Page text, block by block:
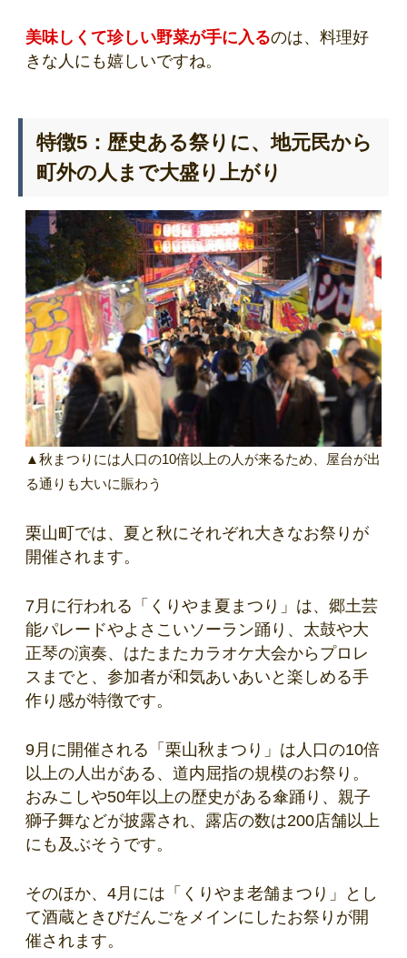
美味しくて珍しい野菜が手に入るのは、料理好
きな人にも嬉しいですね。
特徴5：歴史ある祭りに、地元民から
町外の人まで大盛り上がり
▲秋まつりには人口の10倍以上の人が来るため、屋台が出
る通りも大いに賑わう
栗山町では、夏と秋にそれぞれ大きなお祭りが
開催されます。
7月に行われる「くりやま夏まつり」は、郷土芸
能パレードやよさこいソーラン踊り、太鼓や大
正琴の演奏、はたまたカラオケ大会からプロレ
スまでと、参加者が和気あいあいと楽しめる手
作り感が特徴です。
9月に開催される「栗山秋まつり」は人口の10倍
以上の人出がある、道内屈指の規模のお祭り。
おみこしや50年以上の歴史がある傘踊り、親子
獅子舞などが披露され、露店の数は200店舗以上
にも及ぶそうです。
そのほか、4月には「くりやま老舗まつり」とし
て酒蔵ときびだんごをメインにしたお祭りが開
催されます。